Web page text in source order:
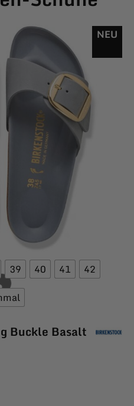
39 40 41
42
NEU
Buckle Basalt